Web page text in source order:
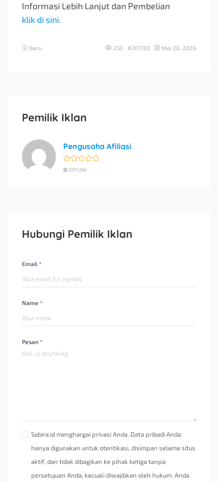
Informasi Lebih Lanjut dan Pembelian
klik di sini.
Baru 250 #207103 Mei 20, 2026
Pemilik Iklan
Pengusaha Afiliasi
OFFLINE
Hubungi Pemilik Iklan
Email *
Name *
Pesan *
Sabira.id menghargai privasi Anda. Data pribadi Anda
hanya digunakan untuk otentikasi, disimpan selama situs
aktif, dan tidak dibagikan ke pihak ketiga tanpa
persetujuan Anda, kecuali diwajibkan oleh hukum. Anda